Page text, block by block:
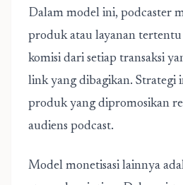
Dalam model ini, podcaster
produk atau layanan
komisi dari setiap transaksi
link yang dibagikan. Strategi
produk yang dipromosikan
audiens podcast.
Model monetisasi lainnya